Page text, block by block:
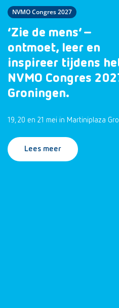
NVMO Congres 2027
‘Zie de mens’ –
ontmoet, leer en
inspireer tijdens
NVMO Congres
Groningen.
19, 20 en 21 mei in Martiniplaza
Lees meer